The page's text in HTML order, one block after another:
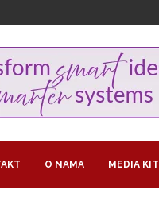
O NAMA MEDIA KIT